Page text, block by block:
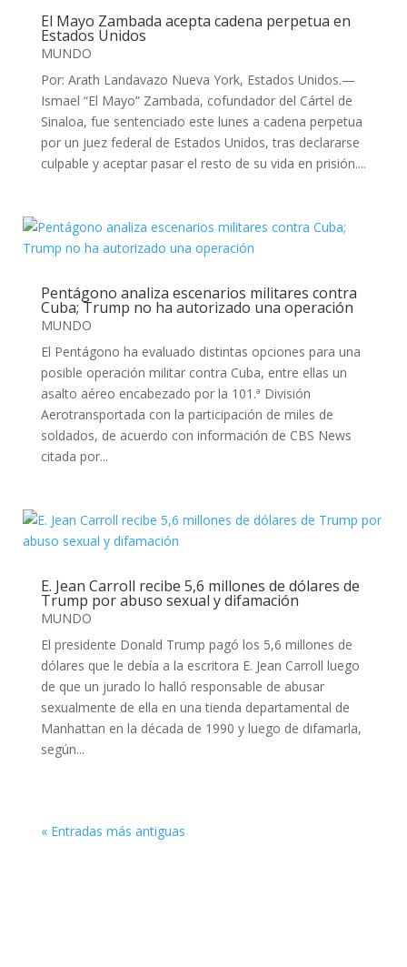
El Mayo Zambada acepta cadena perpetua en
Estados Unidos
MUNDO
Por: Arath Landavazo Nueva York, Estados Unidos.—
Ismael “El Mayo” Zambada, cofundador del Cártel de
Sinaloa, fue sentenciado este lunes a cadena perpetua
por un juez federal de Estados Unidos, tras declararse
culpable y aceptar pasar el resto de su vida en prisión....
Pentágono analiza escenarios militares contra
Cuba; Trump no ha autorizado una operación
MUNDO
El Pentágono ha evaluado distintas opciones para una
posible operación militar contra Cuba, entre ellas un
asalto aéreo encabezado por la 101.ª División
Aerotransportada con la participación de miles de
soldados, de acuerdo con información de CBS News
citada por...
E. Jean Carroll recibe 5,6 millones de dólares de
Trump por abuso sexual y difamación
MUNDO
El presidente Donald Trump pagó los 5,6 millones de
dólares que le debía a la escritora E. Jean Carroll luego
de que un jurado lo halló responsable de abusar
sexualmente de ella en una tienda departamental de
Manhattan en la década de 1990 y luego de difamarla,
según...
« Entradas más antiguas